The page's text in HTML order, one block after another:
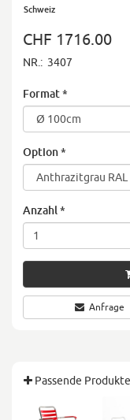
Schweiz
CHF 1716.00
NR.: 3407
Format*
Option*
Anzahl *
Anfrage
Passende Produkte